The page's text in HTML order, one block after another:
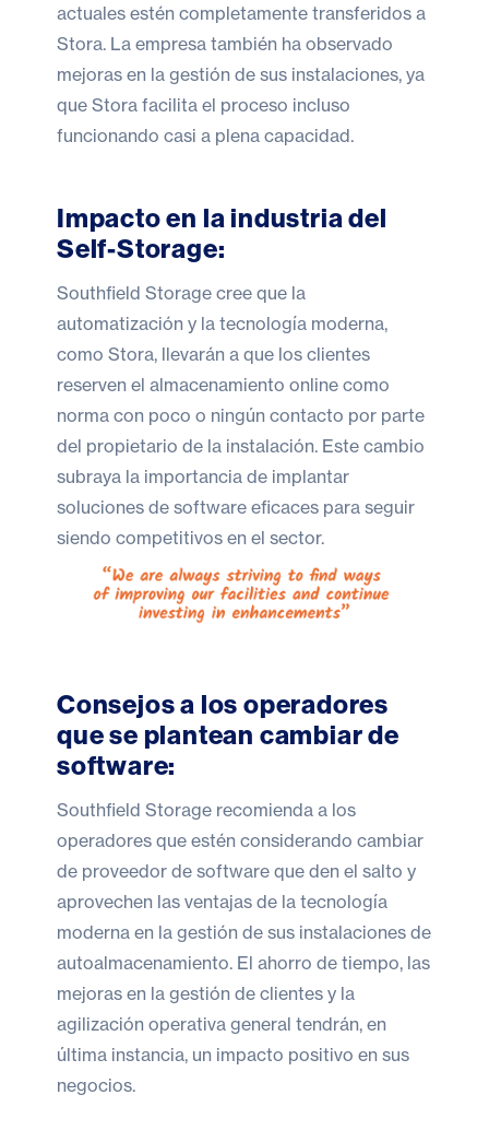
actuales estén completamente transferidos a
Stora. La empresa también ha observado
mejoras en la gestión de sus instalaciones, ya
que Stora facilita el proceso incluso
funcionando casi a plena capacidad.
Impacto en la industria del
Self-Storage:
Southfield Storage cree que la
automatización y la tecnología moderna,
como Stora, llevarán a que los clientes
reserven el almacenamiento online como
norma con poco o ningún contacto por parte
del propietario de la instalación. Este cambio
subraya la importancia de implantar
soluciones de software eficaces para seguir
siendo competitivos en el sector.
Consejos a los operadores
que se plantean cambiar de
software:
Southfield Storage recomienda a los
operadores que estén considerando cambiar
de proveedor de software que den el salto y
aprovechen las ventajas de la tecnología
moderna en la gestión de sus instalaciones de
autoalmacenamiento. El ahorro de tiempo, las
mejoras en la gestión de clientes y la
agilización operativa general tendrán, en
última instancia, un impacto positivo en sus
negocios.